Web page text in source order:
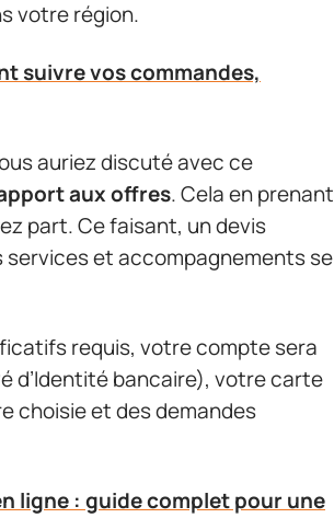
votre région.
suivre vos commandes,
auriez discuté avec ce
aux offres. Cela en prenant
part. Ce faisant, un devis
et accompagnements se
requis, votre compte sera
d’Identité bancaire), votre carte
choisie et des demandes
ligne : guide complet pour une